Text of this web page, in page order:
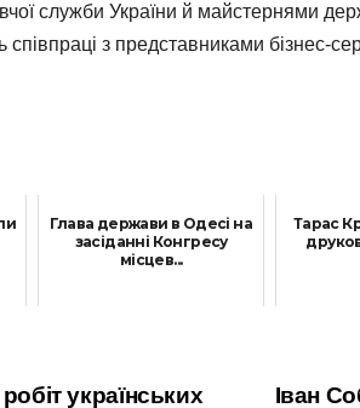
служби України й майстернями
з представниками
Глава держави в Одесі на
засіданні Конгресу
місцев...
Тарас
Іван
українських